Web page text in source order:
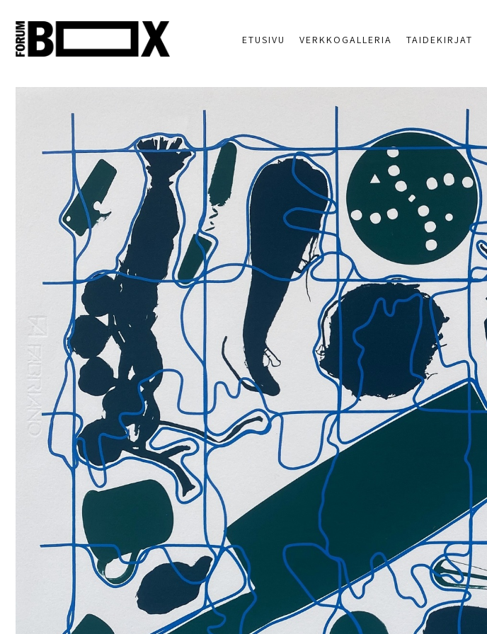
ETUSIVU VERKKOGALLERIA TAIDEKIRJAT